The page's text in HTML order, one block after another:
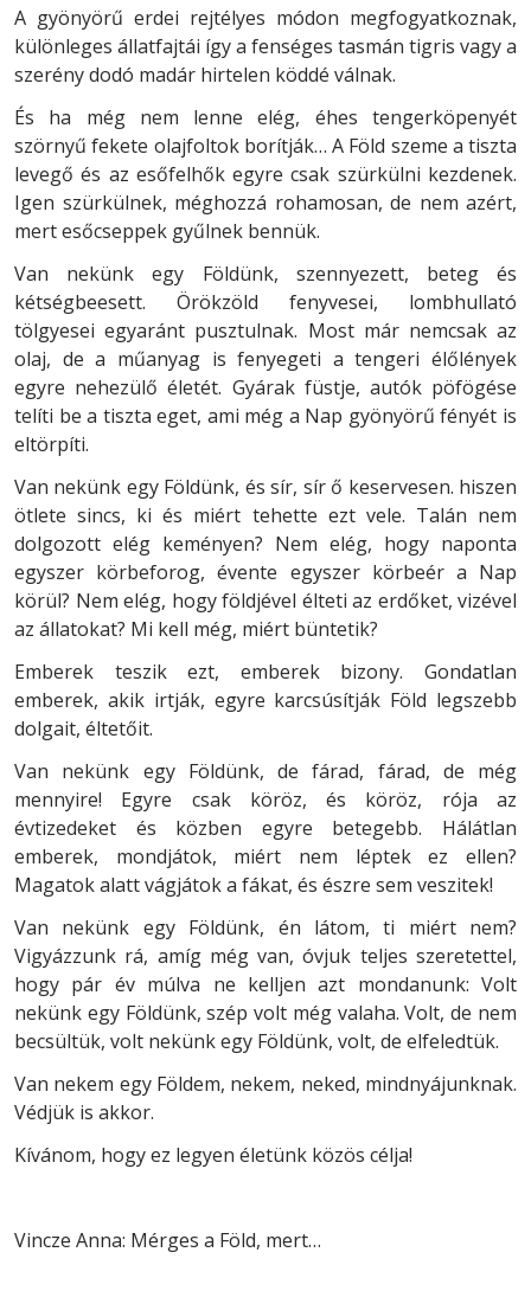
A gyönyörű erdei rejtélyes módon megfogyatkoznak,
különleges állatfajtái így a fenséges tasmán tigris vagy a
szerény dodó madár hirtelen köddé válnak.
És ha még nem lenne elég, éhes tengerköpenyét
szörnyű fekete olajfoltok borítják… A Föld szeme a tiszta
levegő és az esőfelhők egyre csak szürkülni kezdenek.
Igen szürkülnek, méghozzá rohamosan, de nem azért,
mert esőcseppek gyűlnek bennük.
Van nekünk egy Földünk, szennyezett, beteg és
kétségbeesett. Örökzöld fenyvesei, lombhullató
tölgyesei egyaránt pusztulnak. Most már nemcsak az
olaj, de a műanyag is fenyegeti a tengeri élőlények
egyre nehezülő életét. Gyárak füstje, autók pöfögése
telíti be a tiszta eget, ami még a Nap gyönyörű fényét is
eltörpíti.
Van nekünk egy Földünk, és sír, sír ő keservesen. hiszen
ötlete sincs, ki és miért tehette ezt vele. Talán nem
dolgozott elég keményen? Nem elég, hogy naponta
egyszer körbeforog, évente egyszer körbeér a Nap
körül? Nem elég, hogy földjével élteti az erdőket, vizével
az állatokat? Mi kell még, miért büntetik?
Emberek teszik ezt, emberek bizony. Gondatlan
emberek, akik irtják, egyre karcsúsítják Föld legszebb
dolgait, éltetőit.
Van nekünk egy Földünk, de fárad, fárad, de még
mennyire! Egyre csak köröz, és köröz, rója az
évtizedeket és közben egyre betegebb. Hálátlan
emberek, mondjátok, miért nem léptek ez ellen?
Magatok alatt vágjátok a fákat, és észre sem veszitek!
Van nekünk egy Földünk, én látom, ti miért nem?
Vigyázzunk rá, amíg még van, óvjuk teljes szeretettel,
hogy pár év múlva ne kelljen azt mondanunk: Volt
nekünk egy Földünk, szép volt még valaha. Volt, de nem
becsültük, volt nekünk egy Földünk, volt, de elfeledtük.
Van nekem egy Földem, nekem, neked, mindnyájunknak.
Védjük is akkor.
Kívánom, hogy ez legyen életünk közös célja!
Vincze Anna: Mérges a Föld, mert…